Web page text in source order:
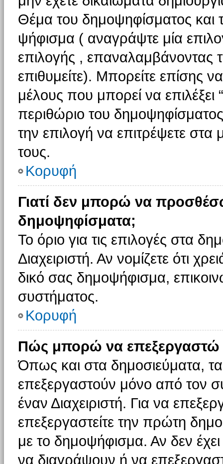
Θέμα του δημοψηφίσματος και
ψήφισμα ( αναγράψτε μία
επιλογής , επαναλαμβάνοντας
επιθυμείτε). Μπορείτε επίσης
μέλους που μπορεί να επιλέξει
περιθώριο του
την επιλογή να επιτρέψετε στα
τους.
Κορυφή
Γιατί δεν μπορώ να
δημοψηφίσματα;
Το όριο για τις επιλογές στα
Διαχειριστή. Αν νομίζετε ότι
δικό σας δημοψήφισμα,
συστήματος.
Κορυφή
Πώς μπορώ να
Όπως και στα δημοσιεύματα,
επεξεργαστούν μόνο από τον
έναν Διαχειριστή. Για να
επεξεργαστείτε την πρώτη
με το δημοψήφισμα. Αν δεν
να διαγράψουν ή να